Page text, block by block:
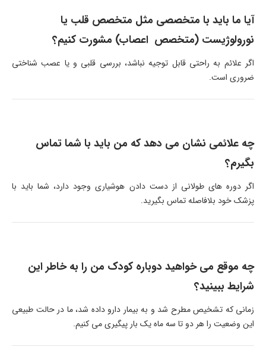
آیا ما باید با متخصصی مثل متخصص قلب یا
نورولوژیست (متخصص اعصاب) مشورت کنیم؟
اگر علائم به راحتی قابل توجیه نباشد، بررسی قلبی و یا عصب شناختی
ضروری است.
چه علائمی نشان می دهد که من باید با شما تماس
بگیرم؟
اگر دوره های طولانی از دست دادن هوشیاری وجود دارد، شما باید با
پزشک خود بلافاصله تماس بگیرید.
چه موقع می خواهید دوباره کودک من را به خاطر این
شرایط ببینید؟
زمانی که تشخیص مطرح شد و به بیمار دارو داده شد، ما در حالت طبیعی
این وضعیت را هر دو تا سه ماه یک بار پیگیری می کنیم.